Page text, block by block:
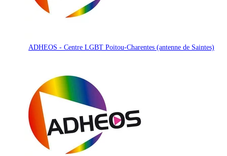
ADHEOS - Centre LGBT Poitou-Charentes (antenne de Saintes)